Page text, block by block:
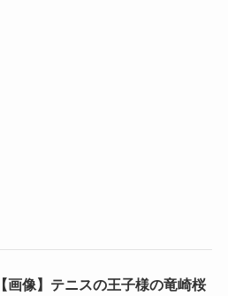
【画像】テニスの王子様の竜崎桜